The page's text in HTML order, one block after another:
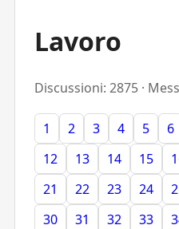
Lavoro
Discussioni: 2875 ·
1 2 3 4 5 6
12
13 14 15
21
22 23 24
30
31 32 33